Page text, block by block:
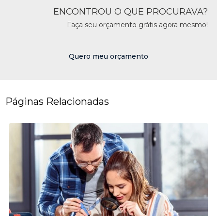
ENCONTROU O QUE PROCURAVA?
Faça seu orçamento grátis agora mesmo!
Quero meu orçamento
Páginas Relacionadas